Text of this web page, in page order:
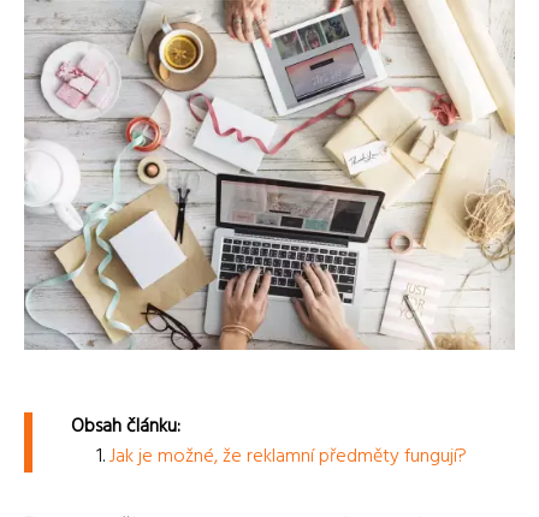
Obsah článku:
Jak je možné, že reklamní předměty fungují?